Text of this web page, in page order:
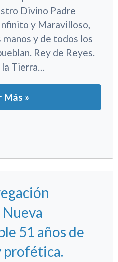
Divino Padre
y Maravilloso,
y de todos los
Rey de Reyes.
la Tierra…
Más »
51 años de
profética.